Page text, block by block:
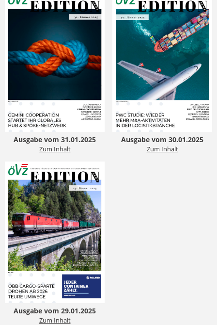
Ausgabe vom 31.01.2025
Zum Inhalt
Ausgabe vom 30.01.2025
Zum Inhalt
Ausgabe vom 29.01.2025
Zum Inhalt